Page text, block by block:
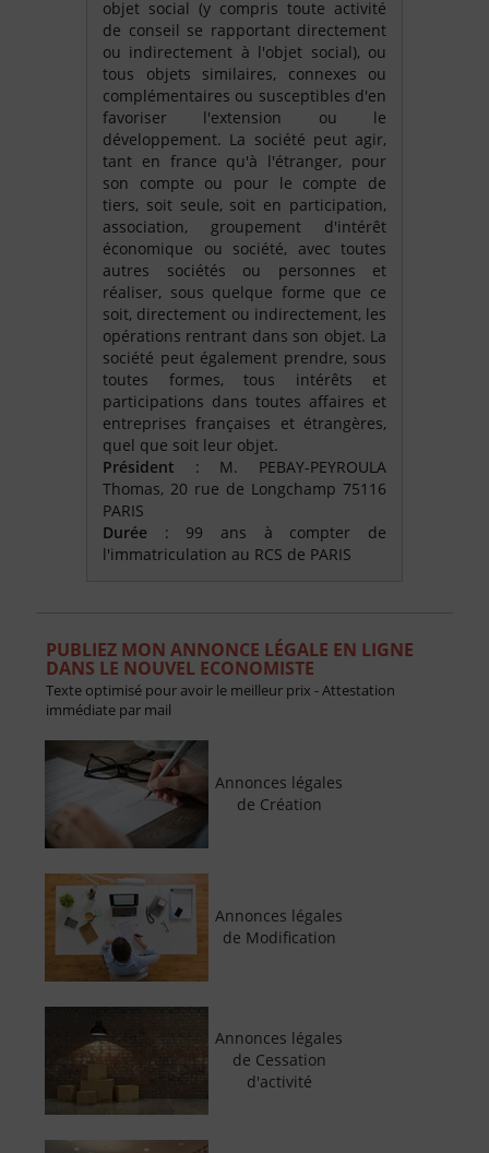
objet social (y compris toute activité
de conseil se rapportant directement
ou indirectement à l'objet social), ou
tous objets similaires, connexes ou
complémentaires ou susceptibles d'en
favoriser l'extension ou le
développement. La société peut agir,
tant en france qu'à l'étranger, pour
son compte ou pour le compte de
tiers, soit seule, soit en participation,
association, groupement d'intérêt
économique ou société, avec toutes
autres sociétés ou personnes et
réaliser, sous quelque forme que ce
soit, directement ou indirectement, les
opérations rentrant dans son objet. La
société peut également prendre, sous
toutes formes, tous intérêts et
participations dans toutes affaires et
entreprises françaises et étrangères,
quel que soit leur objet.
Président : M. PEBAY-PEYROULA
Thomas, 20 rue de Longchamp 75116
PARIS
Durée : 99 ans à compter de
l'immatriculation au RCS de PARIS
PUBLIEZ MON ANNONCE LÉGALE EN LIGNE
DANS LE NOUVEL ECONOMISTE
Texte optimisé pour avoir le meilleur prix - Attestation
immédiate par mail
Annonces légales
de Création
Annonces légales
de Modification
Annonces légales
de Cessation
d'activité